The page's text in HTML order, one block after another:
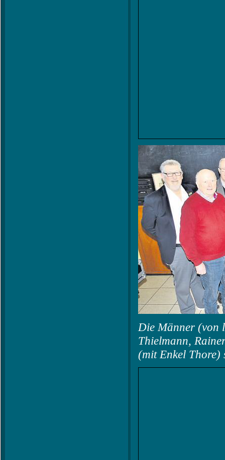
Die Männer (von
Thielmann,
(mit Enkel Thore)